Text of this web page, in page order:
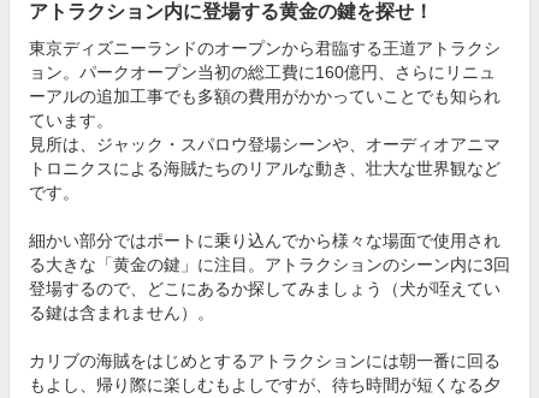
アトラクション内に登場する黄金の鍵を探せ！
東京ディズニーランドのオープンから君臨する王道アトラクシ
ョン。パークオープン当初の総工費に160億円、さらにリニュ
ーアルの追加工事でも多額の費用がかかっていことでも知られ
ています。
見所は、ジャック・スパロウ登場シーンや、オーディオアニマ
トロニクスによる海賊たちのリアルな動き、壮大な世界観など
です。
細かい部分ではポートに乗り込んでから様々な場面で使用され
る大きな「黄金の鍵」に注目。アトラクションのシーン内に3回
登場するので、どこにあるか探してみましょう（犬が咥えてい
る鍵は含まれません）。
カリブの海賊をはじめとするアトラクションには朝一番に回る
もよし、帰り際に楽しむもよしですが、待ち時間が短くなる夕